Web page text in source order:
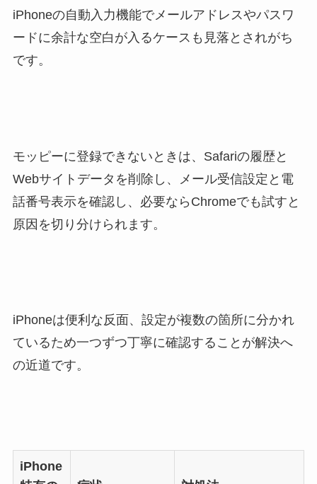
iPhoneの自動入力機能でメールアドレスやパスワ
ードに余計な空白が入るケースも見落とされがち
です。
モッピーに登録できないときは、Safariの履歴と
Webサイトデータを削除し、メール受信設定と電
話番号表示を確認し、必要ならChromeでも試すと
原因を切り分けられます。
iPhoneは便利な反面、設定が複数の箇所に分かれ
ているため一つずつ丁寧に確認することが解決へ
の近道です。
iPhone